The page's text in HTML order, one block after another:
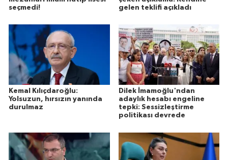
seçmedi!
gelen teklifi açıkladı
Kemal Kılıçdaroğlu:
Yolsuzun, hırsızın yanında
durulmaz
Dilek İmamoğlu'ndan
adaylık hesabı engeline
tepki: Sessizleştirme
politikası devrede